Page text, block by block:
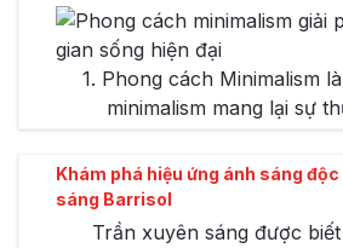
1. Phong cách Minimalism
minimalism mang lại sự
Khám phá hiệu ứng ánh sáng
sáng Barrisol
Trần xuyên sáng được